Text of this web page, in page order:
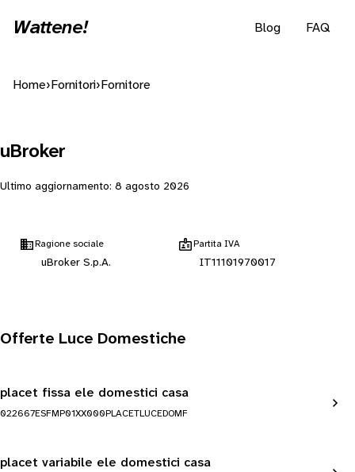
Wattene! Blog FAQ
Home› Fornitori› Fornitore
uBroker
Ultimo aggiornamento: 8 agosto 2026
Ragione sociale
uBroker S.p.A.
Partita IVA
IT11101970017
Offerte Luce Domestiche
placet fissa ele domestici casa
022667ESFMP01XX000PLACETLUCEDOMF
placet variabile ele domestici casa